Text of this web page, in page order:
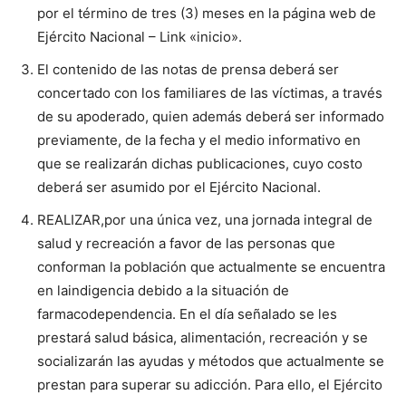
por el término de tres (3) meses en la página web de
Ejército Nacional – Link «inicio».
El contenido de las notas de prensa deberá ser
concertado con los familiares de las víctimas, a través
de su apoderado, quien además deberá ser informado
previamente, de la fecha y el medio informativo en
que se realizarán dichas publicaciones, cuyo costo
deberá ser asumido por el Ejército Nacional.
REALIZAR,por una única vez, una jornada integral de
salud y recreación a favor de las personas que
conforman la población que actualmente se encuentra
en laindigencia debido a la situación de
farmacodependencia. En el día señalado se les
prestará salud básica, alimentación, recreación y se
socializarán las ayudas y métodos que actualmente se
prestan para superar su adicción. Para ello, el Ejército